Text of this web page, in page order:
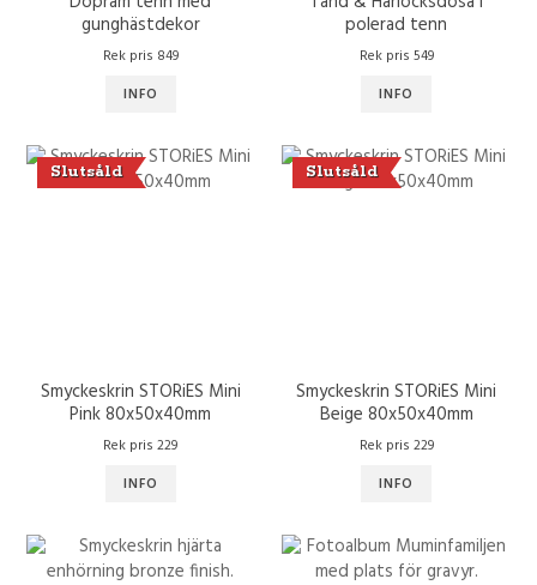
gunghästdekor
Rek pris 849
INFO
polerad tenn
Rek pris 549
INFO
Slutsåld
Smyckeskrin STORiES Mini
Pink 80x50x40mm
Rek pris 229
INFO
Slutsåld
Smyckeskrin STORiES Mini
Beige 80x50x40mm
Rek pris 229
INFO